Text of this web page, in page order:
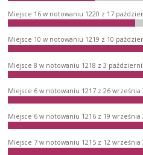
Miejsce 16 w notowaniu 1220 z 17
Miejsce 10 w notowaniu 1219 z 10
Miejsce 8 w notowaniu 1218 z 3
Miejsce 6 w notowaniu 1217 z 26
Miejsce 6 w notowaniu 1216 z 19
Miejsce 7 w notowaniu 1215 z 12